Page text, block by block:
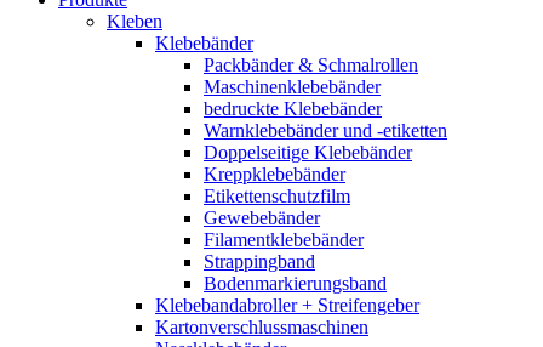
Kleben
Klebebänder
Packbänder & Schmalrollen
Maschinenklebebänder
bedruckte Klebebänder
Warnklebebänder und -etiketten
Doppelseitige Klebebänder
Kreppklebebänder
Etikettenschutzfilm
Gewebebänder
Filamentklebebänder
Strappingband
Bodenmarkierungsband
Klebebandabroller + Streifengeber
Kartonverschlussmaschinen